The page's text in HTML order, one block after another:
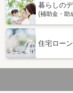
暮らしの
(補助金・助
住宅ローン